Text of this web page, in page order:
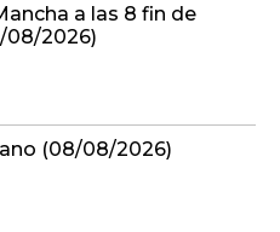
a las 8 fin de
08/2026)
(08/08/2026)